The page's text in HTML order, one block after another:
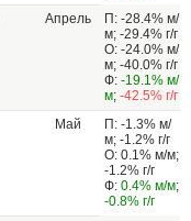
Апрель
П: -28.4% м/
м; -29.4% г/г
О: -24.0% м/
м; -40.0% г/г
Ф: -19.1% м/
м; -42.5% г/г
Май
П: -1.3% м/
м; -1.2% г/г
О: 0.1% м/м;
-1.2% г/г
Ф: 0.4% м/м;
-0.8% г/г